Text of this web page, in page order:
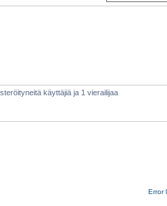
käyttäjiä ja 1 vierailijaa
Error